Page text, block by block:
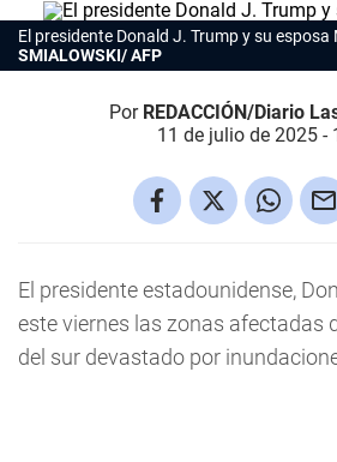
El presidente Donald J. Trump y su esposa
SMIALOWSKI/ AFP
Por REDACCIÓN/Diario
11 de julio de 2025 -
El presidente estadounidense,
este viernes las zonas afectadas
del sur devastado por